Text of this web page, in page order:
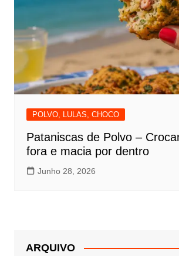
POLVO, LULAS, CHOCO
Pataniscas de Polvo –
fora e macia por dentro
Junho 28, 2026
ARQUIVO